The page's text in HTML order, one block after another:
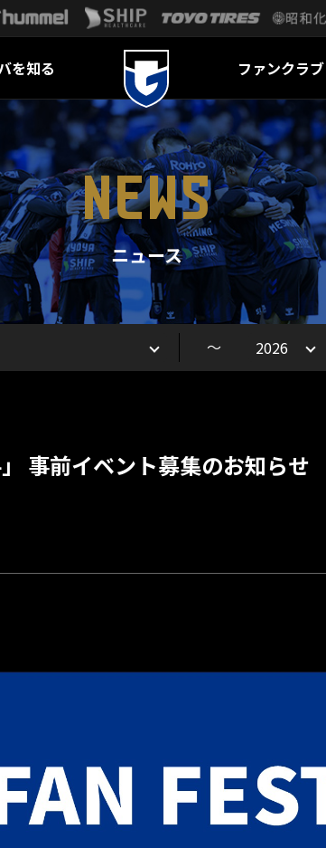
を知る ファンクラブ
NEWS
ニュース
～
事前イベント募集のお知らせ